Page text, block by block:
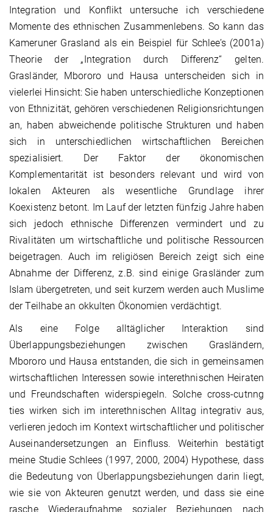
Integration und Konflikt untersuche ich verschiedene
Momente des ethnischen Zusammenlebens. So kann das
Kameruner Grasland als ein Beispiel für Schlee’s (2001a)
Theorie der „Integration durch Differenz“ gelten.
Grasländer, Mbororo und Hausa unterscheiden sich in
vielerlei Hinsicht: Sie haben unterschiedliche Konzeptionen
von Ethnizität, gehören verschiedenen Religionsrichtungen
an, haben abweichende politische Strukturen und haben
sich in unterschiedlichen wirtschaftlichen Bereichen
spezialisiert. Der Faktor der ökonomischen
Komplementarität ist besonders relevant und wird von
lokalen Akteuren als wesentliche Grundlage ihrer
Koexistenz betont. Im Lauf der letzten fünfzig Jahre haben
sich jedoch ethnische Differenzen vermindert und zu
Rivalitäten um wirtschaftliche und politische Ressourcen
beigetragen. Auch im religiösen Bereich zeigt sich eine
Abnahme der Differenz, z.B. sind einige Grasländer zum
Islam übergetreten, und seit kurzem werden auch Muslime
der Teilhabe an okkulten Ökonomien verdächtigt.
Als eine Folge alltäglicher Interaktion sind
Überlappungsbeziehungen zwischen Grasländern,
Mbororo und Hausa entstanden, die sich in gemeinsamen
wirtschaftlichen Interessen sowie interethnischen Heiraten
und Freundschaften widerspiegeln. Solche cross-cutnng
ties wirken sich im interethnischen Alltag integrativ aus,
verlieren jedoch im Kontext wirtschaftlicher und politischer
Auseinandersetzungen an Einfluss. Weiterhin bestätigt
meine Studie Schlees (1997, 2000, 2004) Hypothese, dass
die Bedeutung von Überlappungsbeziehungen darin liegt,
wie sie von Akteuren genutzt werden, und dass sie eine
rasche Wiederaufnahme sozialer Beziehungen nach